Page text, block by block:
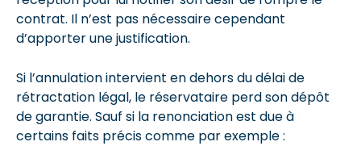
contrat. Il n’est pas nécessaire cependant
d’apporter une justification.
Si l’annulation intervient en dehors du délai de
rétractation légal, le réservataire perd son dépôt
de garantie. Sauf si la renonciation est due à
certains faits précis comme par exemple :